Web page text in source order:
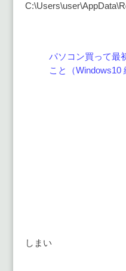
パソコン買って最
こと（Windows10
しまい